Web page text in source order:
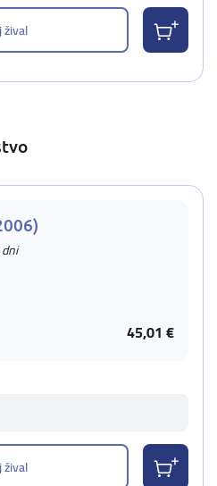
žival
45,01 €
žival